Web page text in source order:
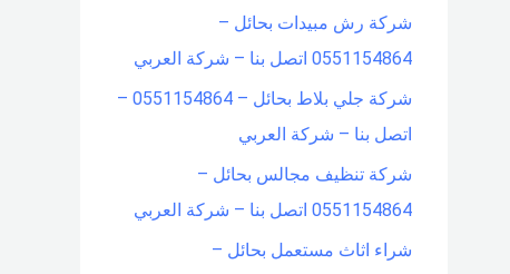
شركة رش مبيدات بحائل –
0551154864 اتصل بنا – شركة العربي
شركة جلي بلاط بحائل – 0551154864 –
اتصل بنا – شركة العربي
شركة تنظيف مجالس بحائل –
0551154864 اتصل بنا – شركة العربي
شراء اثاث مستعمل بحائل –